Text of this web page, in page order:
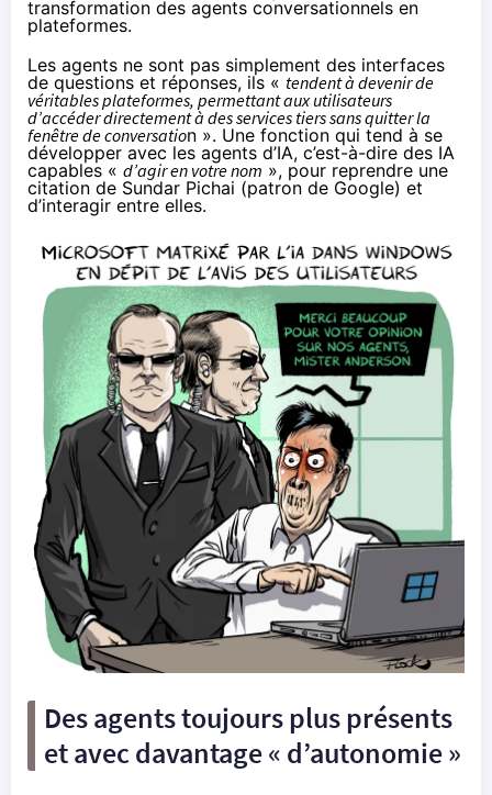
transformation des agents conversationnels en
plateformes.
Les agents ne sont pas simplement des interfaces
de questions et réponses, ils « tendent à devenir de
véritables plateformes, permettant aux utilisateurs
d’accéder directement à des services tiers sans quitter la
fenêtre de conversation ». Une fonction qui tend à se
développer avec les agents d’IA, c’est-à-dire des IA
capables « d’agir en votre nom », pour reprendre une
citation de Sundar Pichai (patron de Google) et
d’interagir entre elles.
Des agents toujours plus présents
et avec davantage « d’autonomie »